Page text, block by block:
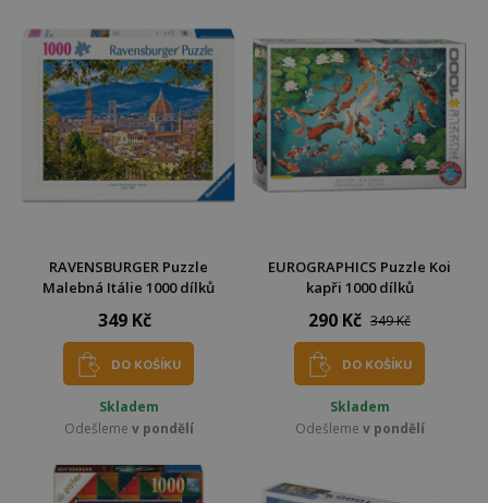
RAVENSBURGER Puzzle
Malebná Itálie 1000 dílků
349 Kč
DO KOŠÍKU
Skladem
Odešleme v pondělí
EUROGRAPHICS Puzzle Koi
kapři 1000 dílků
290 Kč 349 Kč
DO KOŠÍKU
Skladem
Odešleme v pondělí